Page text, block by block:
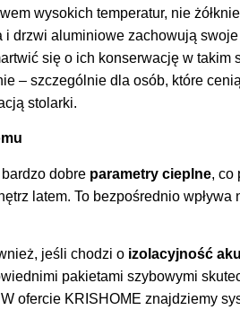
wysokich temperatur, nie
i drzwi aluminiowe zachowują
się o ich konserwację w takim
– szczególnie dla osób, które
stolarki.
dobre parametry cieplne, co
latem. To bezpośrednio
jeśli chodzi o izolacyjność
pakietami szybowymi
ofercie KRISHOME znajdziemy